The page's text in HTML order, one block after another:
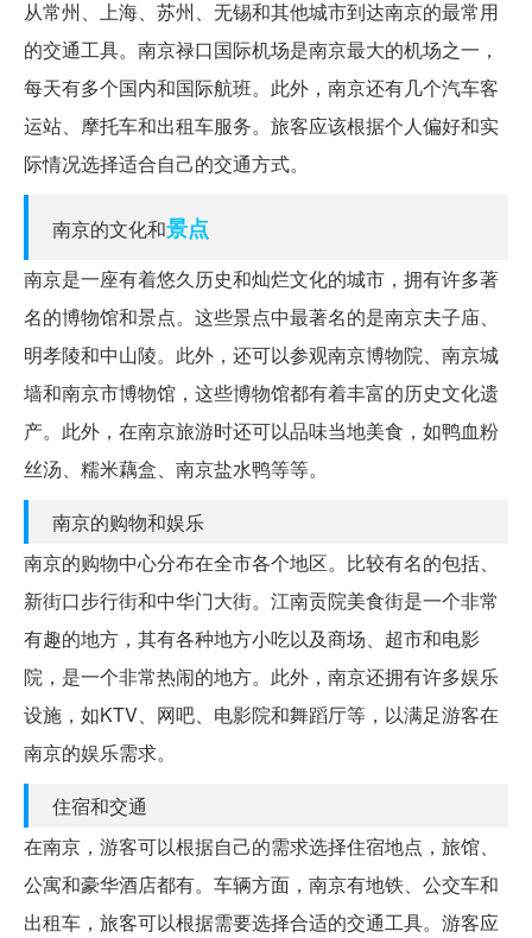
从常州、上海、苏州、无锡和其他城市到达南京的最常用
的交通工具。南京禄口国际机场是南京最大的机场之一，
每天有多个国内和国际航班。此外，南京还有几个汽车客
运站、摩托车和出租车服务。旅客应该根据个人偏好和实
际情况选择适合自己的交通方式。
南京的文化和景点
南京是一座有着悠久历史和灿烂文化的城市，拥有许多著
名的博物馆和景点。这些景点中最著名的是南京夫子庙、
明孝陵和中山陵。此外，还可以参观南京博物院、南京城
墙和南京市博物馆，这些博物馆都有着丰富的历史文化遗
产。此外，在南京旅游时还可以品味当地美食，如鸭血粉
丝汤、糯米藕盒、南京盐水鸭等等。
南京的购物和娱乐
南京的购物中心分布在全市各个地区。比较有名的包括、
新街口步行街和中华门大街。江南贡院美食街是一个非常
有趣的地方，其有各种地方小吃以及商场、超市和电影
院，是一个非常热闹的地方。此外，南京还拥有许多娱乐
设施，如KTV、网吧、电影院和舞蹈厅等，以满足游客在
南京的娱乐需求。
住宿和交通
在南京，游客可以根据自己的需求选择住宿地点，旅馆、
公寓和豪华酒店都有。车辆方面，南京有地铁、公交车和
出租车，旅客可以根据需要选择合适的交通工具。游客应